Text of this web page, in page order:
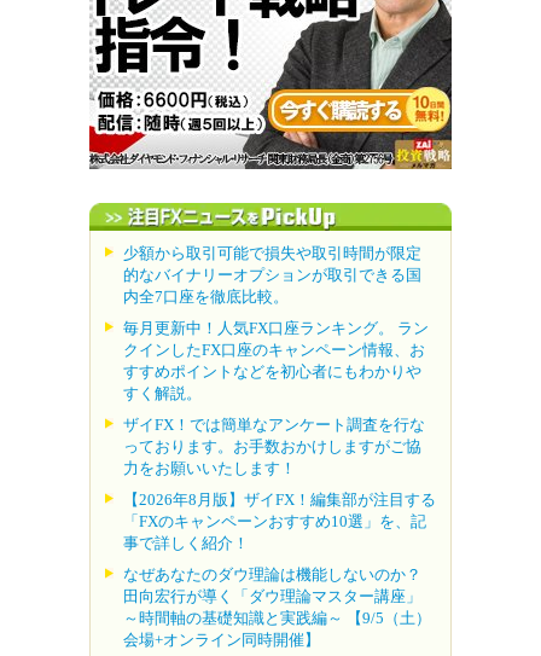
少額から取引可能で損失や取引時間が限定
的なバイナリーオプションが取引できる国
内全7口座を徹底比較。
毎月更新中！人気FX口座ランキング。 ラン
クインしたFX口座のキャンペーン情報、お
すすめポイントなどを初心者にもわかりや
すく解説。
ザイFX！では簡単なアンケート調査を行な
っております。お手数おかけしますがご協
力をお願いいたします！
【2026年8月版】ザイFX！編集部が注目する
「FXのキャンペーンおすすめ10選」を、記
事で詳しく紹介！
なぜあなたのダウ理論は機能しないのか？
田向宏行が導く「ダウ理論マスター講座」
～時間軸の基礎知識と実践編～ 【9/5（土）
会場+オンライン同時開催】